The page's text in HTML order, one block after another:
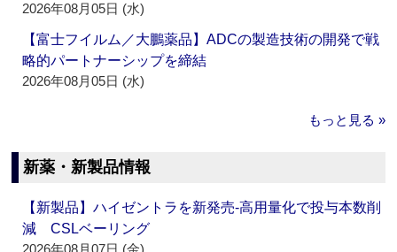
2026年08月05日 (水)
【富士フイルム／大鵬薬品】ADCの製造技術の開発で戦
略的パートナーシップを締結
2026年08月05日 (水)
もっと見る »
新薬・新製品情報
【新製品】ハイゼントラを新発売‐高用量化で投与本数削
減 CSLベーリング